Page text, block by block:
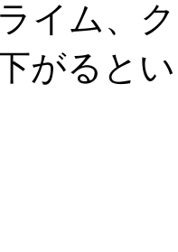
イム、
がると